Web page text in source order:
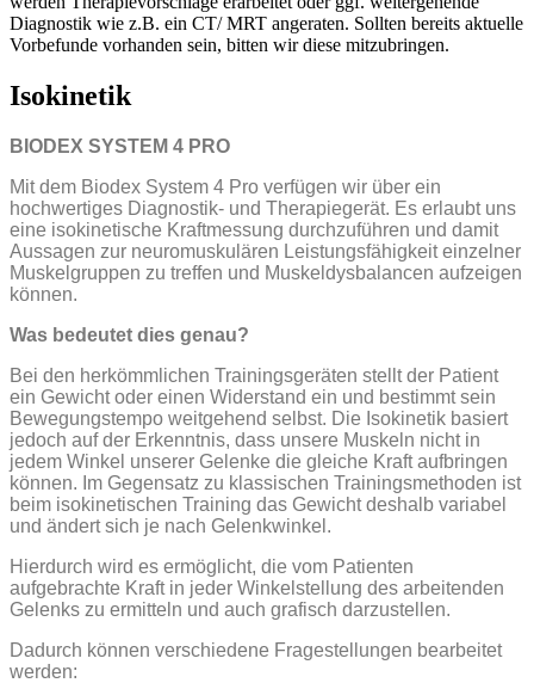
Diagnostik wie z.B. ein CT/ MRT angeraten. Sollten bereits aktuelle
Vorbefunde vorhanden sein, bitten wir diese mitzubringen.
Isokinetik
BIODEX SYSTEM 4 PRO
Mit dem Biodex System 4 Pro verfügen wir über ein
hochwertiges Diagnostik- und Therapiegerät. Es erlaubt uns
eine isokinetische Kraftmessung durchzuführen und damit
Aussagen zur neuromuskulären Leistungsfähigkeit einzelner
Muskelgruppen zu treffen und Muskeldysbalancen aufzeigen
können.
Was bedeutet dies genau?
Bei den herkömmlichen Trainingsgeräten stellt der Patient
ein Gewicht oder einen Widerstand ein und bestimmt sein
Bewegungstempo weitgehend selbst. Die Isokinetik basiert
jedoch auf der Erkenntnis, dass unsere Muskeln nicht in
jedem Winkel unserer Gelenke die gleiche Kraft aufbringen
können. Im Gegensatz zu klassischen Trainingsmethoden ist
beim isokinetischen Training das Gewicht deshalb variabel
und ändert sich je nach Gelenkwinkel.
Hierdurch wird es ermöglicht, die vom Patienten
aufgebrachte Kraft in jeder Winkelstellung des arbeitenden
Gelenks zu ermitteln und auch grafisch darzustellen.
Dadurch können verschiedene Fragestellungen bearbeitet
werden: